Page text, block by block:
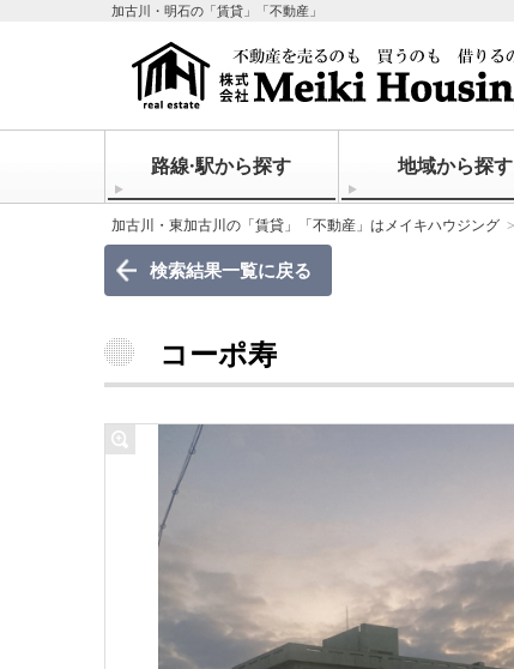
加古川・明石の「賃貸」「不動産」
路線·駅から探す 地域から探す
加古川・東加古川の「賃貸」「不動産」はメイキハウジング
検索結果一覧に戻る
コーポ寿